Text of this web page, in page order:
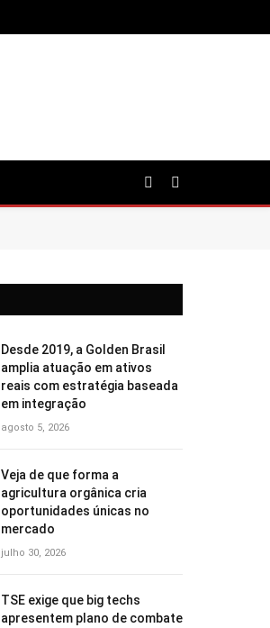
Desde 2019, a Golden Brasil
amplia atuação em ativos
reais com estratégia baseada
em integração
agosto 5, 2026
Veja de que forma a
agricultura orgânica cria
oportunidades únicas no
mercado
julho 30, 2026
TSE exige que big techs
apresentem plano de combate